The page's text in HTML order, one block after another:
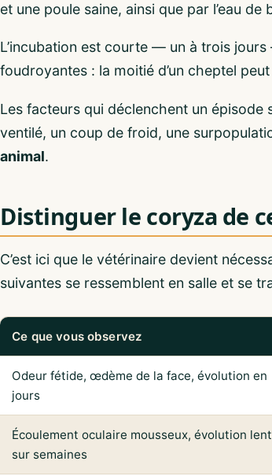
et une poule saine, ainsi que par l’eau de
L’incubation est courte — un à trois
foudroyantes : la moitié d’un cheptel
Les facteurs qui déclenchent un épisode
ventilé, un coup de froid, une
animal.
Distinguer le coryza de
C’est ici que le vétérinaire devient
suivantes se ressemblent en salle et se
Ce que vous observez
Odeur fétide, œdème de la face, évolution en
jours
Écoulement oculaire mousseux, évolution
sur semaines